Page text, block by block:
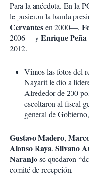
Para la anécdota. En la
le pusieron la banda
Cervantesen 2000—,
2006— yEnrique Peña
2012.
Vimos las fotos del
Nayarit le dio a
Alrededor de 200
escoltaron al fiscal
general de Gobierno,
GustavoMadero,
Alonso Raya, Silvano
Naranjose quedaron
comité de recepción.